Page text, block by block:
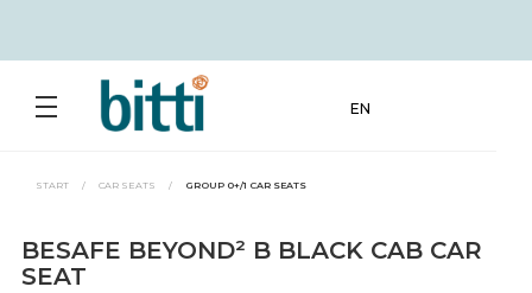
EN
START / CAR SEATS / GROUP 0+/1 CAR SEATS
BESAFE BEYOND² B BLACK CAB CAR
SEAT